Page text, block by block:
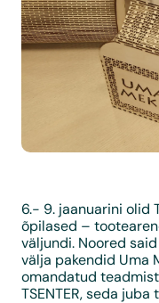
6.- 9. jaanuarini olid
õpilased –
väljundi. Noored
välja pakendid Uma
omandatud
TSENTER, seda